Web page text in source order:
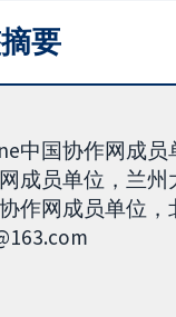
要
中国协作网成
网成员单位，兰
作网成员单位